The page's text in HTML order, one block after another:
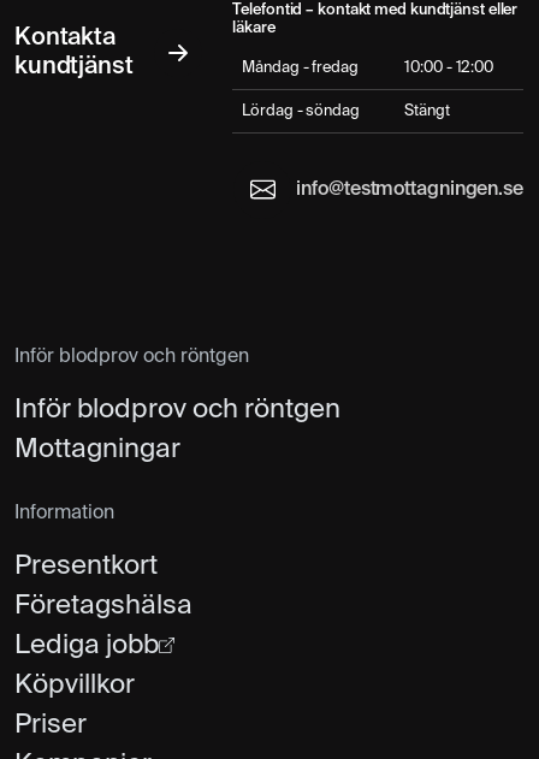
Kontakta
kundtjänst
Telefontid – kontakt med kundtjänst eller
läkare
Måndag - fredag 10:00 - 12:00
Lördag - söndag Stängt
info@testmottagningen.se
Inför blodprov och röntgen
Inför blodprov och röntgen
Mottagningar
Information
Presentkort
Företagshälsa
Lediga jobb
Köpvillkor
Priser